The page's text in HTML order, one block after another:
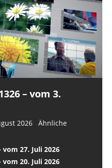
– vom 3.
2026 Ähnliche
vom 27. Juli 2026
vom 20. Juli 2026